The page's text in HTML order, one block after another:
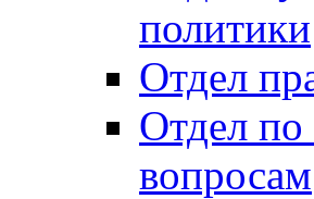
политики
Отдел
Отдел
вопросам